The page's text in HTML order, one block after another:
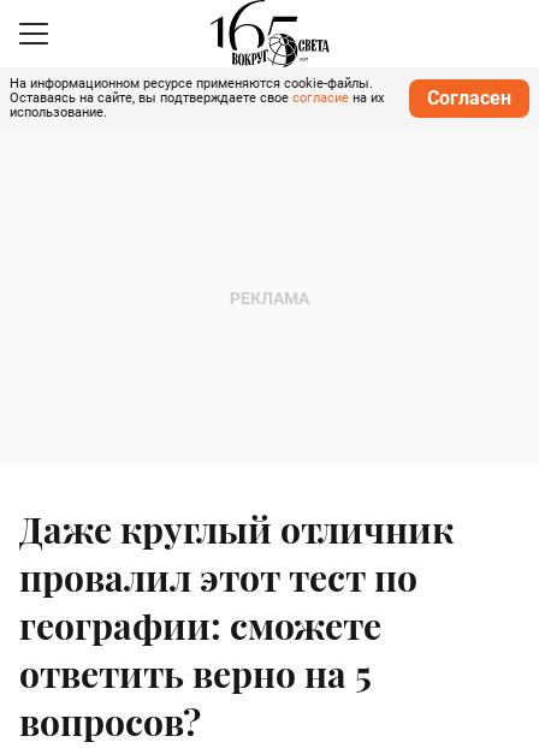
На информационном ресурсе применяются cookie-файлы.
Оставаясь на сайте, вы подтверждаете свое согласие на их
использование.
Согласен
Даже круглый отличник
провалил этот тест по
географии: сможете
ответить верно на 5
вопросов?